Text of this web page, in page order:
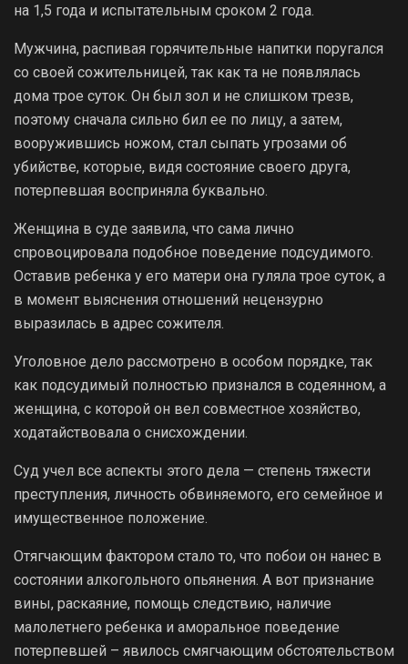
на 1,5 года и испытательным сроком 2 года.
Мужчина, распивая горячительные напитки поругался
со своей сожительницей, так как та не появлялась
дома трое суток. Он был зол и не слишком трезв,
поэтому сначала сильно бил ее по лицу, а затем,
вооружившись ножом, стал сыпать угрозами об
убийстве, которые, видя состояние своего друга,
потерпевшая восприняла буквально.
Женщина в суде заявила, что сама лично
спровоцировала подобное поведение подсудимого.
Оставив ребенка у его матери она гуляла трое суток, а
в момент выяснения отношений нецензурно
выразилась в адрес сожителя.
Уголовное дело рассмотрено в особом порядке, так
как подсудимый полностью признался в содеянном, а
женщина, с которой он вел совместное хозяйство,
ходатайствовала о снисхождении.
Суд учел все аспекты этого дела — степень тяжести
преступления, личность обвиняемого, его семейное и
имущественное положение.
Отягчающим фактором стало то, что побои он нанес в
состоянии алкогольного опьянения. А вот признание
вины, раскаяние, помощь следствию, наличие
малолетнего ребенка и аморальное поведение
потерпевшей – явилось смягчающим обстоятельством